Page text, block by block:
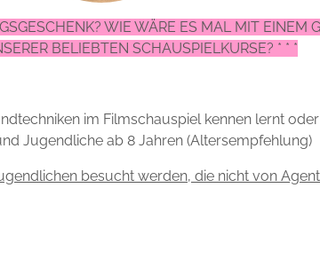
WIE WÄRE ES MAL MIT EINEM
BELIEBTEN SCHAUSPIELKURSE? * * *
im Filmschauspiel kennen lernt
Jugendliche ab 8 Jahren (Altersempfehlung)
besucht werden, die nicht von